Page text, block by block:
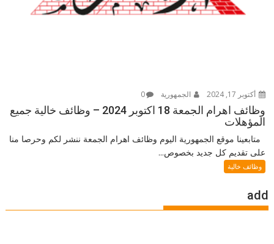
أكتوبر 17, 2024 الجمهورية 0
وظائف اهرام الجمعة 18 اكتوبر 2024 – وظائف خالية جميع
المؤهلات
متابعينا موقع الجمهورية اليوم وظائف اهرام الجمعة ننشر لكم وحرصا منا
على تقديم كل جديد بخصوص...
وظائف خالية
add